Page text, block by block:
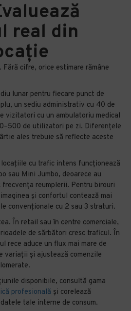
real din
Fără cifre, orice estimare rămâne
lunar pentru fiecare punct de
un sediu administrativ cu 40 de
vizitatori cu un ambulatoriu medical
de utilizatori pe zi. Diferențele
ales trebuie să reflecte aceste
cu trafic intens funcționează
sau Mini Jumbo, deoarece au
frecvența reumplerii. Pentru birouri
și confortul contează mai
convenționale cu 2 sau 3 straturi.
În retail sau în centre comerciale,
de sărbători cresc traficul. În
rece aduce un flux mai mare de
variații și ajustează comenzile
disponibile, consultă gama
profesională și corelează
tale interne de consum.